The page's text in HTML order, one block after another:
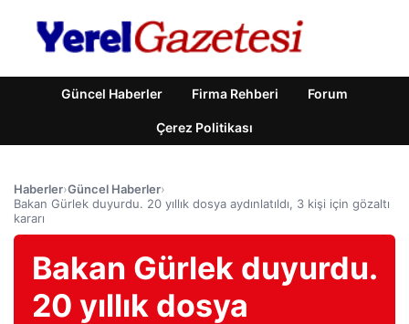
Güncel Haberler Firma Rehberi Forum
Çerez Politikası
Haberler›Güncel Haberler›
Bakan Gürlek duyurdu. 20 yıllık dosya aydınlatıldı, 3 kişi için gözaltı
kararı
Bakan Gürlek duyurdu.
20 yıllık dosya